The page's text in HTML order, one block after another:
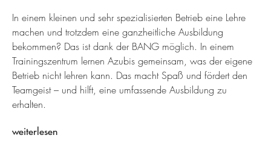
In einem kleinen und sehr spezialisierten Betrieb eine Lehre
machen und trotzdem eine ganzheitliche Ausbildung
bekommen? Das ist dank der BANG möglich. In einem
Trainingszentrum lernen Azubis gemeinsam, was der eigene
Betrieb nicht lehren kann. Das macht Spaß und fördert den
Teamgeist – und hilft, eine umfassende Ausbildung zu
erhalten.
weiterlesen